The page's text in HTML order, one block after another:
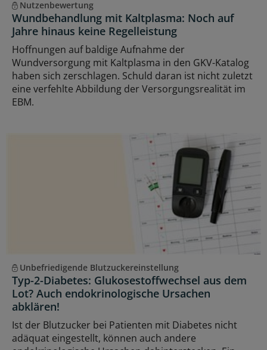
Nutzenbewertung
Wundbehandlung mit Kaltplasma: Noch auf
Jahre hinaus keine Regelleistung
Hoffnungen auf baldige Aufnahme der
Wundversorgung mit Kaltplasma in den GKV-Katalog
haben sich zerschlagen. Schuld daran ist nicht zuletzt
eine verfehlte Abbildung der Versorgungsrealität im
EBM.
Unbefriedigende Blutzuckereinstellung
Typ-2-Diabetes: Glukosestoffwechsel aus dem
Lot? Auch endokrinologische Ursachen
abklären!
Ist der Blutzucker bei Patienten mit Diabetes nicht
adäquat eingestellt, können auch andere